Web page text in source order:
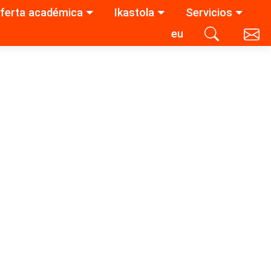
académica Ikastola
Servicios
eu
Buscar
Contacta con nosotros